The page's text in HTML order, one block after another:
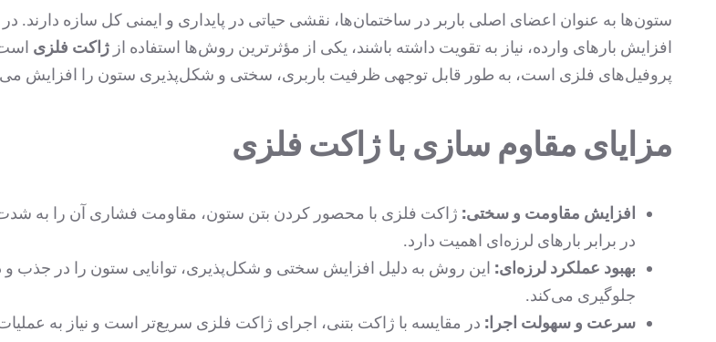
ستون‌ها به عنوان اعضای اصلی باربر در ساختمان‌ها، نقشی حیاتی در پایداری و ایمنی کل سازه
افزایش بارهای وارده، نیاز به تقویت داشته باشند، یکی از مؤثرترین روش‌ها استفاده از ژاکت فلزی
پروفیل‌های فلزی است، به طور قابل توجهی ظرفیت باربری، سختی و شکل‌پذیری ستون را افزایش
مزایای مقاوم سازی با ژاکت فلزی
افزایش مقاومت و سختی: ژاکت فلزی با محصور کردن بتن ستون، مقاومت فشاری آن را به
در برابر بارهای لرزه‌ای اهمیت دارد.
بهبود عملکرد لرزه‌ای: این روش به دلیل افزایش سختی و شکل‌پذیری، توانایی ستون را در جذب
جلوگیری می‌کند.
سرعت و سهولت اجرا: در مقایسه با ژاکت بتنی، اجرای ژاکت فلزی سریع‌تر است و نیاز به